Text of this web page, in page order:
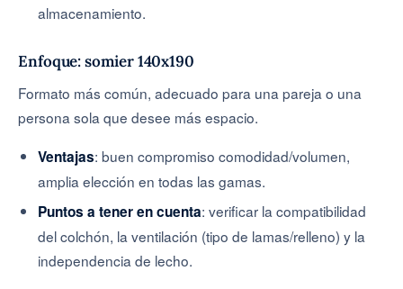
almacenamiento.
Enfoque: somier140x190
Formato más común, adecuado para una pareja o una
persona sola que desee más espacio.
Ventajas: buen compromiso comodidad/volumen,
amplia elección en todas las gamas.
Puntos a tener en cuenta: verificar la compatibilidad
del colchón, la ventilación (tipo de lamas/relleno) y la
independencia de lecho.